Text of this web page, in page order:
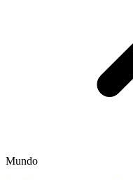
Mundo